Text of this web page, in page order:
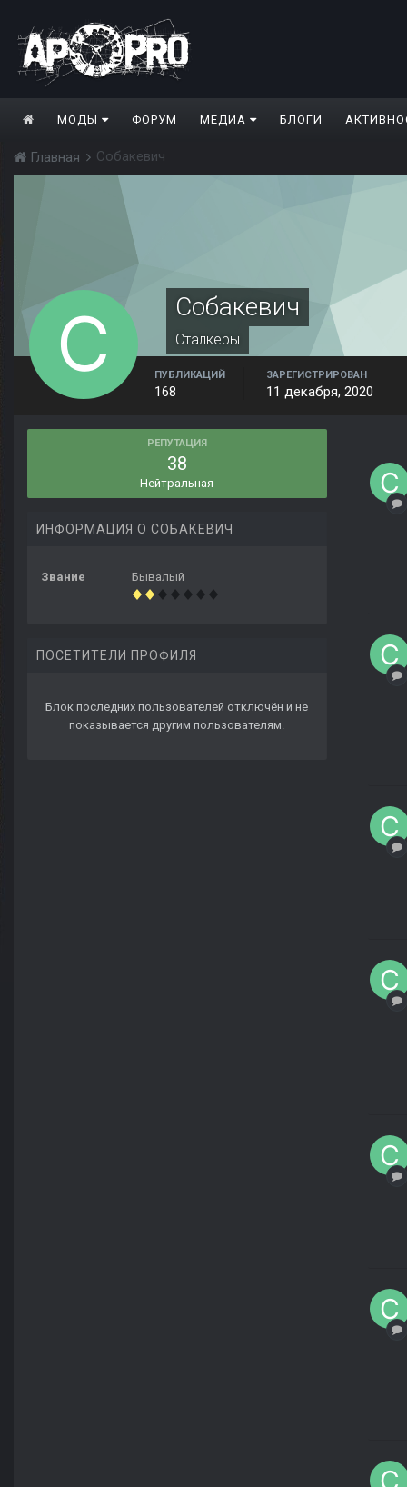
МОДЫ ФОРУМ МЕДИА БЛОГИ
Главная Собакевич
Собакевич
Сталкеры
ПУБЛИКАЦИЙ
168
ЗАРЕГИСТРИРОВАН
11 декабря, 2020
РЕПУТАЦИЯ
38
Нейтральная
ИНФОРМАЦИЯ О СОБАКЕВИЧ
Звание Бывалый
ПОСЕТИТЕЛИ ПРОФИЛЯ
Блок последних пользователей отключён и не
показывается другим пользователям.